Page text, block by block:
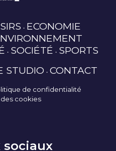
ECONOMIE
SOCIÉTÉ SPORTS
STUDIO CONTACT
de confidentialité
cookies
sociaux